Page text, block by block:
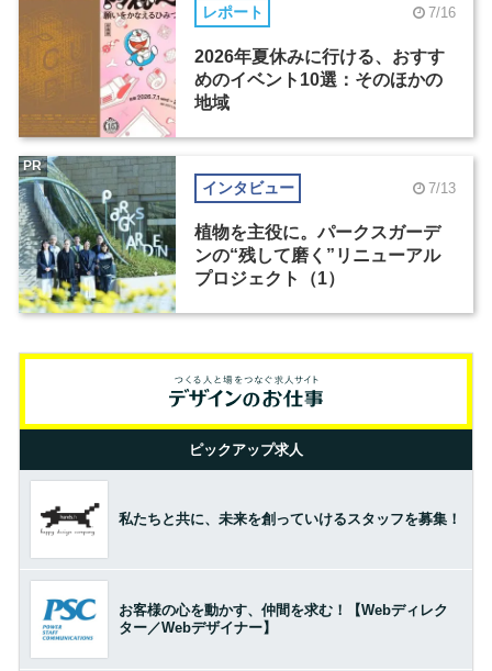
レポート 7/16
2026年夏休みに行ける、おすす
めのイベント10選：そのほかの
地域
インタビュー 7/13
植物を主役に。パークスガーデ
ンの“残して磨く”リニューアル
プロジェクト（1）
PR
ピックアップ求人
私たちと共に、未来を創っていけるスタッフを募集！
お客様の心を動かす、仲間を求む！【Webディレク
ター／Webデザイナー】